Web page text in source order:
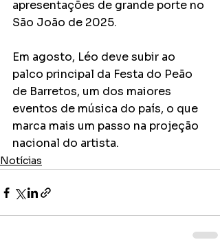
apresentações de grande porte no
São João de 2025.
Em agosto, Léo deve subir ao
palco principal da Festa do Peão
de Barretos, um dos maiores
eventos de música do país, o que
marca mais um passo na projeção
nacional do artista.
Notícias